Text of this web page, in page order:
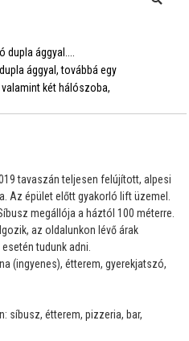
ággyal....
ággyal, továbbá egy
két hálószoba,
tavaszán teljesen felújított, alpesi
Az épület előtt gyakorló lift üzemel.
megállója a háztól 100 méterre.
az oldalunkon lévő árak
tudunk adni.
(ingyenes), étterem, gyerekjatszó,
síbusz, étterem, pizzeria, bar,